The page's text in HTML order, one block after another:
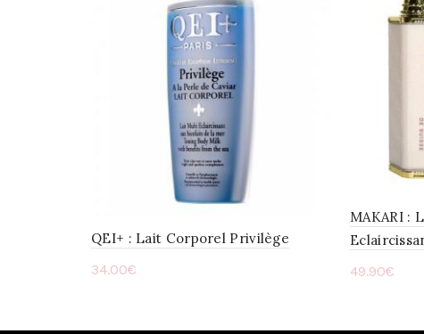
QEI+ : Lait Corporel Privilège
34.00€
MAKARI :
49.90€